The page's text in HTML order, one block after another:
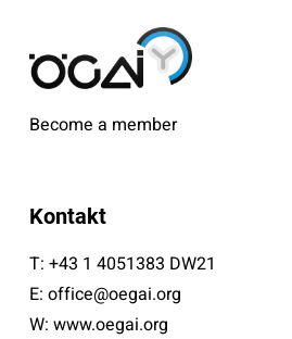
Become a member
Kontakt
T: +43 1 4051383 DW21
E: office@oegai.org
W: www.oegai.org